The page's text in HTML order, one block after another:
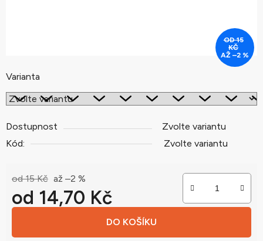
Varianta
Dostupnost
Zvolte variantu
Kód:
Zvolte variantu
od 15 Kč až –2 %
od 14,70 Kč
DO KOŠÍKU
OD 15
KČ
AŽ –2 %